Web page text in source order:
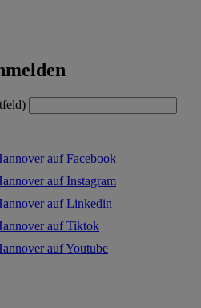
auf Facebook
auf Instagram
auf Linkedin
auf Tiktok
auf Youtube